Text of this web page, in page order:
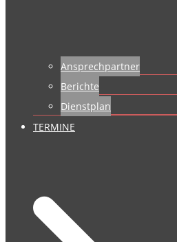
Ansprechpartner
Berichte
Dienstplan
TERMINE